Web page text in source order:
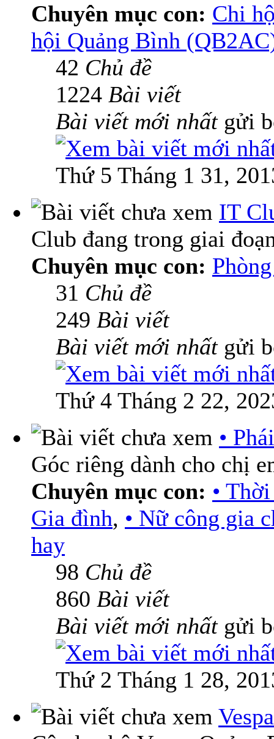
Chuyên mục con: Chi
hội Quảng Bình
42 Chủ đề
1224 Bài viết
Bài viết mới nhấtgửi
Thứ 5 Tháng 1 31,
IT
Club đang trong giai
Chuyên mục con:
31 Chủ đề
249 Bài viết
Bài viết mới nhấtgửi
Thứ 4 Tháng 2 22,
•
Góc riêng dành cho chị
Chuyên mục con: •
Gia đình, • Nữ công gia
hay
98 Chủ đề
860 Bài viết
Bài viết mới nhấtgửi
Thứ 2 Tháng 1 28,